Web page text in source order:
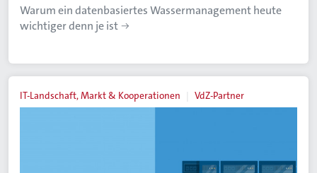
Warum ein datenbasiertes Wassermanagement heute
wichtiger denn je ist
IT-Landschaft, Markt & Kooperationen VdZ-Partner